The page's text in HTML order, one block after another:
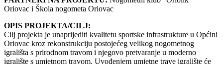
Oriovac i Škola nogometa Oriovac
OPIS PROJEKTA/CILJ:
Cilj projekta je unaprijediti kvalitetu sportske infrastrukture u Općini
Oriovac kroz rekonstrukciju postojećeg velikog nogometnog
igrališta s prirodnom travom i njegovo pretvaranje u moderno
igralište s umjetnom travom. Uvođenjem umjetne trave igralište će